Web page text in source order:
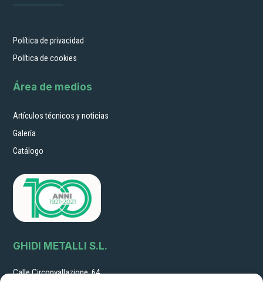
Política de privacidad
Política de cookies
Área de medios
Artículos técnicos y noticias
Galería
Catálogo
GHIDI METALLI S.L.
Calle Circonvallazione, 64